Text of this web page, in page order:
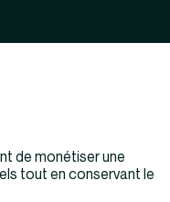
de monétiser une
tout en conservant le